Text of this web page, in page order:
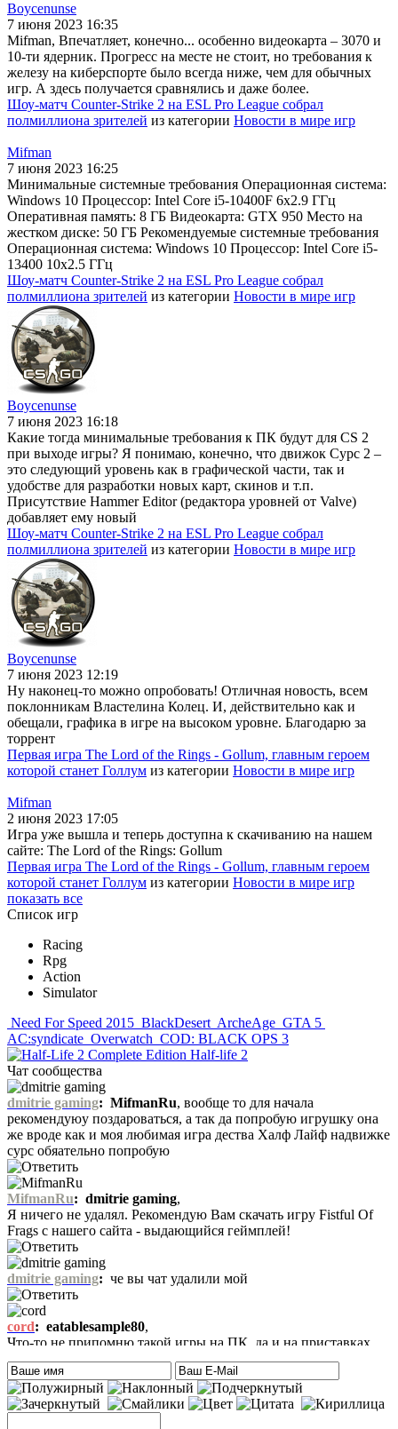
Boycenunse
7 июня 2023 16:35
Mifman, Впечатляет, конечно... особенно видеокарта – 3070 и
10-ти ядерник. Прогресс на месте не стоит, но требования к
железу на киберспорте было всегда ниже, чем для обычных
игр. А здесь получается сравнялись и даже более.
Шоу-матч Counter-Strike 2 на ESL Pro League собрал
полмиллиона зрителей из категории Новости в мире игр
Mifman
7 июня 2023 16:25
Минимальные системные требования Операционная система:
Windows 10 Процессор: Intel Core i5-10400F 6x2.9 ГГц
Оперативная память: 8 ГБ Видеокарта: GTX 950 Место на
жестком диске: 50 ГБ Рекомендуемые системные требования
Операционная система: Windows 10 Процессор: Intel Core i5-
13400 10x2.5 ГГц
Шоу-матч Counter-Strike 2 на ESL Pro League собрал
полмиллиона зрителей из категории Новости в мире игр
Boycenunse
7 июня 2023 16:18
Какие тогда минимальные требования к ПК будут для CS 2
при выходе игры? Я понимаю, конечно, что движок Сурс 2 –
это следующий уровень как в графической части, так и
удобстве для разработки новых карт, скинов и т.п.
Присутствие Hammer Editor (редактора уровней от Valve)
добавляет ему новый
Шоу-матч Counter-Strike 2 на ESL Pro League собрал
полмиллиона зрителей из категории Новости в мире игр
Boycenunse
7 июня 2023 12:19
Ну наконец-то можно опробовать! Отличная новость, всем
поклонникам Властелина Колец. И, действительно как и
обещали, графика в игре на высоком уровне. Благодарю за
торрент
Первая игра The Lord of the Rings - Gollum, главным героем
которой станет Голлум из категории Новости в мире игр
Mifman
2 июня 2023 17:05
Игра уже вышла и теперь доступна к скачиванию на нашем
сайте: The Lord of the Rings: Gollum
Первая игра The Lord of the Rings - Gollum, главным героем
которой станет Голлум из категории Новости в мире игр
показать все
Список игр
Racing
Rpg
Action
Simulator
Need For Speed 2015 BlackDesert ArcheAge GTA 5
AC:syndicate Overwatch COD: BLACK OPS 3
Half-life 2
Чат сообщества
dmitrie gaming: MifmanRu, вообще то для начала
рекомендуюу поздароваться, а так да попробую игрушку она
же вроде как и моя любимая игра дества Халф Лайф надвижке
сурс обяательно попробую
MifmanRu: dmitrie gaming,
Я ничего не удалял. Рекомендую Вам скачать игру Fistful Of
Frags с нашего сайта - выдающийся геймплей!
dmitrie gaming: че вы чат удалили мой
cord: eatablesample80,
Что-то не припомню такой игры на ПК, да и на приставках
тоже. Есть только одна мысль – это онлайн игра-одевалка
Hilary Duff and Her Baby.
На сайте нет онлайн игр. А вообще, Хилари Дафф – это
актриса